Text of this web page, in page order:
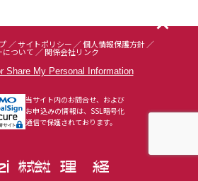
います。
の不正アクセス、紛失、改ざん、
からの個人情報に関する開示、訂
停止の依頼を所定の窓口を設置し合
します。
サイトポリシー 個人情報保護方針
について 関係会社リンク
Share My Personal Information
当サイト内のお問合せ、および
お申込みの情報は、SSL暗号化
通信で保護されております。